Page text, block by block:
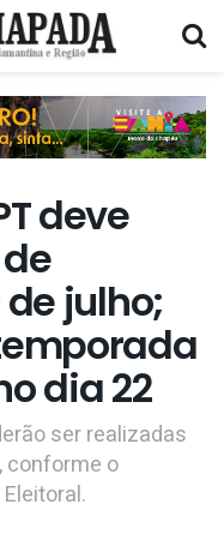
deve
julho;
dia 22
ser realizadas
conforme o